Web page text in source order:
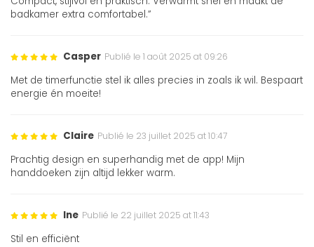
badkamer extra comfortabel.”
Casper Publié le 1 août 2025 at 09:26
Met de timerfunctie stel ik alles precies in zoals ik wil. Bespaart
energie én moeite!
Claire Publié le 23 juillet 2025 at 10:47
Prachtig design en superhandig met de app! Mijn
handdoeken zijn altijd lekker warm.
Ine Publié le 22 juillet 2025 at 11:43
Stil en efficiënt